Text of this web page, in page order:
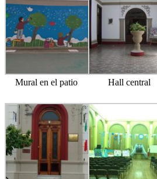
Mural en el patio Hall central